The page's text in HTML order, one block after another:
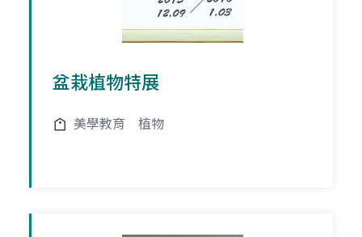
盆栽植物特展
美學教育 植物